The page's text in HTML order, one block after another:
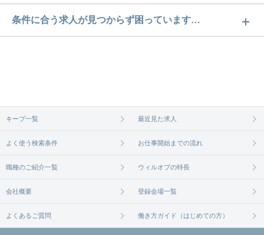
西女満別駅の求人数は3件です。どのような求人があ
るかぜひチェックしてみてください。
条件に合う求人が見つからず困っています…
無料相談の登録はコチラから
キープ一覧 最近見た求人
よく使う検索条件 お仕事開始までの流れ
職種のご紹介一覧 ウィルオブの特長
会社概要 登録会場一覧
よくあるご質問 働き方ガイド（はじめての方）